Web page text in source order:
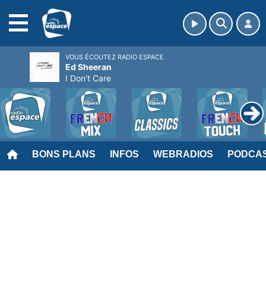
BONS PLANS INFOS WEBRADIOS
VOUS ÉCOUTEZ RADIO ESPACE
Ed Sheeran
I Don't Care